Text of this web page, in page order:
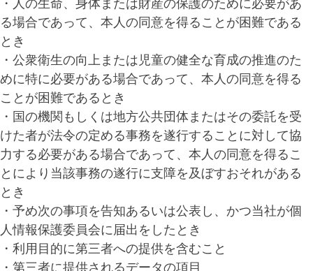
・人の生命、身体または財産の保護のために必要があ
る場合であって、本人の同意を得ることが困難である
とき
・公衆衛生の向上または児童の健全な育成の推進のた
めに特に必要がある場合であって、本人の同意を得る
ことが困難であるとき
・国の機関もしくは地方公共団体またはその委託を受
けた者が法令の定める事務を遂行することに対して協
力する必要がある場合であって、本人の同意を得るこ
とにより当該事務の遂行に支障を及ぼすおそれがある
とき
・予め次の事項を告知あるいは公表し、かつ当社が個
人情報保護委員会に届出をしたとき
・利用目的に第三者への提供を含むこと
・第三者に提供されるデータの項目